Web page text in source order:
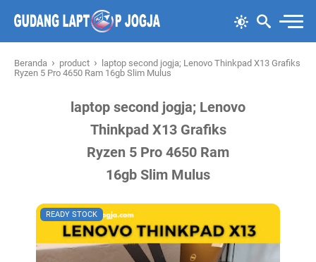
Beranda › product ›
laptop second jogja; Lenovo Thinkpad X13 Grafiks
Ryzen 5 Pro 4650 Ram 16gb Slim Mulus
laptop second jogja; Lenovo
Thinkpad X13 Grafiks
Ryzen 5 Pro 4650 Ram
16gb Slim Mulus
READY STOCK